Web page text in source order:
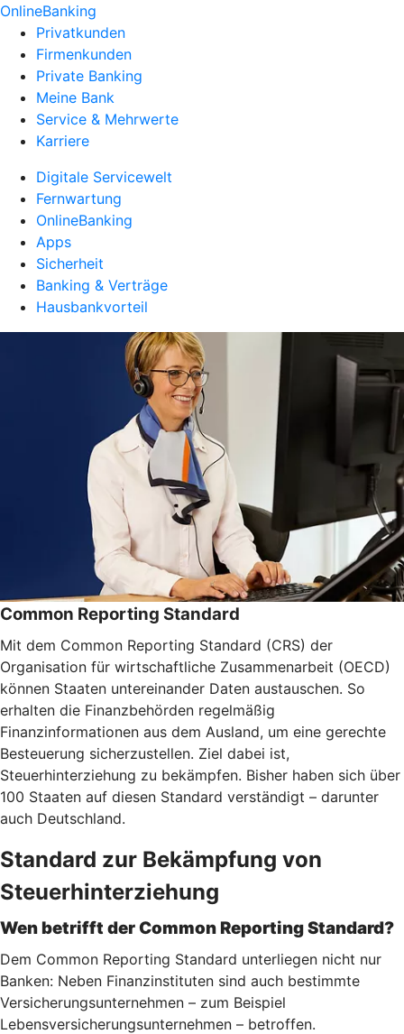
OnlineBanking
Privatkunden
Firmenkunden
Private Banking
Meine Bank
Service & Mehrwerte
Karriere
Digitale Servicewelt
Fernwartung
OnlineBanking
Apps
Sicherheit
Banking & Verträge
Hausbankvorteil
Common Reporting Standard
Mit dem Common Reporting Standard (CRS) der
Organisation für wirtschaftliche Zusammenarbeit (OECD)
können Staaten untereinander Daten austauschen. So
erhalten die Finanzbehörden regelmäßig
Finanzinformationen aus dem Ausland, um eine gerechte
Besteuerung sicherzustellen. Ziel dabei ist,
Steuerhinterziehung zu bekämpfen. Bisher haben sich über
100 Staaten auf diesen Standard verständigt – darunter
auch Deutschland.
Standard zur Bekämpfung von
Steuerhinterziehung
Wen betrifft der Common Reporting Standard?
Dem Common Reporting Standard unterliegen nicht nur
Banken: Neben Finanzinstituten sind auch bestimmte
Versicherungsunternehmen – zum Beispiel
Lebensversicherungs­unternehmen – betroffen.